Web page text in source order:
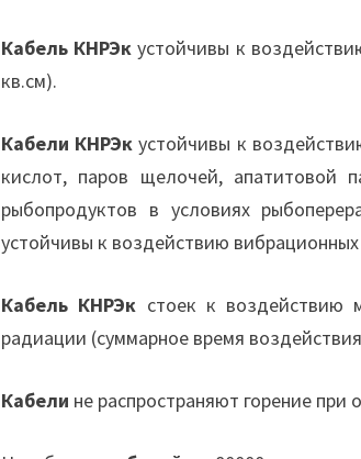
Кабель КНРЭк устойчивы к
кв.см).
Кабели КНРЭк устойчивы к
кислот, паров щелочей, апатитовой
рыбопродуктов в условиях
устойчивы к воздействию
Кабель КНРЭк стоек к воздействию
радиации (суммарное время
Кабели не распространяют горение при